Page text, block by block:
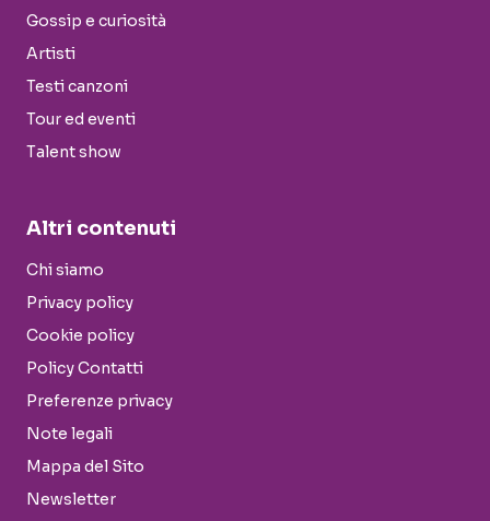
Gossip e curiosità
Artisti
Testi canzoni
Tour ed eventi
Talent show
Altri contenuti
Chi siamo
Privacy policy
Cookie policy
Policy Contatti
Preferenze privacy
Note legali
Mappa del Sito
Newsletter